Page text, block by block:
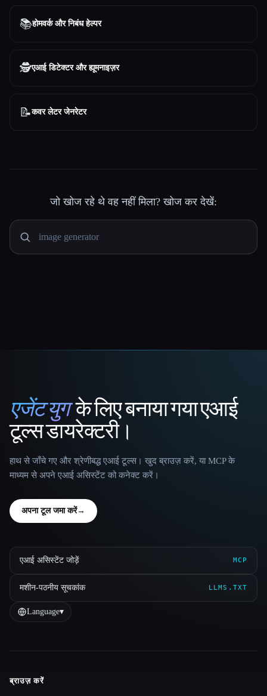
📚होमवर्क और निबंध हेल्पर
🕵️एआई डिटेक्टर और ह्यूमनाइज़र
📝कवर लेटर जेनरेटर
जो खोज रहे थे वह नहीं मिला? खोज कर देखें:
That AI Collection
एजेंट युगके लिए बनाया गया एआई
टूल्स डायरेक्टरी।
हाथ से जाँचे गए और श्रेणीबद्ध एआई टूल्स। खुद ब्राउज़ करें, या MCP के
माध्यम से अपने एआई असिस्टेंट को कनेक्ट करें।
अपना टूल जमा करें→
एआई असिस्टेंट जोड़ें MCP
मशीन-पठनीय सूचकांक LLMS.TXT
Language▾
Site navigation
ब्राउज़ करें